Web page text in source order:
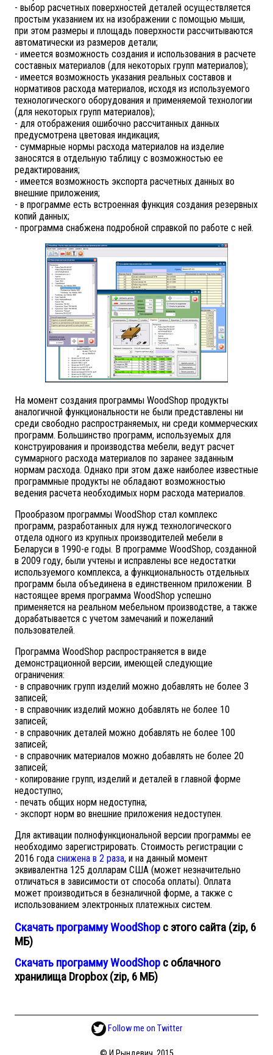
- выбор расчетных поверхностей деталей осуществляется
простым указанием их на изображении с помощью мыши,
при этом размеры и площадь поверхности рассчитываются
автоматически из размеров детали;
- имеется возможность создания и использования в расчете
составных материалов (для некоторых групп материалов);
- имеется возможность указания реальных составов и
нормативов расхода материалов, исходя из используемого
технологического оборудования и применяемой технологии
(для некоторых групп материалов);
- для отображения ошибочно рассчитанных данных
предусмотрена цветовая индикация;
- суммарные нормы расхода материалов на изделие
заносятся в отдельную таблицу с возможностью ее
редактирования;
- имеется возможность экспорта расчетных данных во
внешние приложения;
- в программе есть встроенная функция создания резервных
копий данных;
- программа снабжена подробной справкой по работе с ней.
На момент создания программы WoodShop продукты
аналогичной функциональности не были представлены ни
среди свободно распространяемых, ни среди коммерческих
программ. Большинство программ, используемых для
конструирования и производства мебели, ведут расчет
суммарного расхода материалов по заранее заданным
нормам расхода. Однако при этом даже наиболее известные
программные продукты не обладают возможностью
ведения расчета необходимых норм расхода материалов.
Прообразом программы WoodShop стал комплекс
программ, разработанных для нужд технологического
отдела одного из крупных производителей мебели в
Беларуси в 1990-е годы. В программе WoodShop, созданной
в 2009 году, были учтены и исправлены все недостатки
используемого комплекса, а функциональность отдельных
программ была объединена в единственном приложении. В
настоящее время программа WoodShop успешно
применяется на реальном мебельном производстве, а также
дорабатывается с учетом замечаний и пожеланий
пользователей.
Программа WoodShop распространяется в виде
демонстрационной версии, имеющей следующие
ограничения:
- в справочник групп изделий можно добавлять не более 3
записей;
- в справочник изделий можно добавлять не более 10
записей;
- в справочник деталей можно добавлять не более 100
записей;
- в справочник материалов можно добавлять не более 20
записей;
- копирование групп, изделий и деталей в главной форме
недоступно;
- печать общих норм недоступна;
- экспорт норм во внешние приложения недоступен.
Для активации полнофункциональной версии программы ее
необходимо зарегистрировать. Стоимость регистрации с
2016 года снижена в 2 раза, и на данный момент
эквивалентна 125 долларам США (может незначительно
отличаться в зависимости от способа оплаты). Оплата
может производиться в безналичной форме, а также с
использованием электронных платежных систем.
Скачать программу WoodShop с этого сайта (zip, 6
МБ)
Скачать программу WoodShop с облачного
хранилища Dropbox (zip, 6 МБ)
Follow me on Twitter